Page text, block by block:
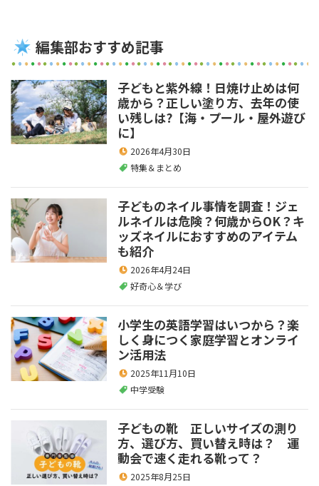
編集部おすすめ記事
子どもと紫外線！日焼け止めは何
歳から？正しい塗り方、去年の使
い残しは?【海・プール・屋外遊び
に】
2026年4月30日
特集＆まとめ
子どものネイル事情を調査！ジェ
ルネイルは危険？何歳からOK？キ
ッズネイルにおすすめのアイテム
も紹介
2026年4月24日
好奇心＆学び
小学生の英語学習はいつから？楽
しく身につく家庭学習とオンライ
ン活用法
2025年11月10日
中学受験
子どもの靴 正しいサイズの測り
方、選び方、買い替え時は？ 運
動会で速く走れる靴って？
2025年8月25日